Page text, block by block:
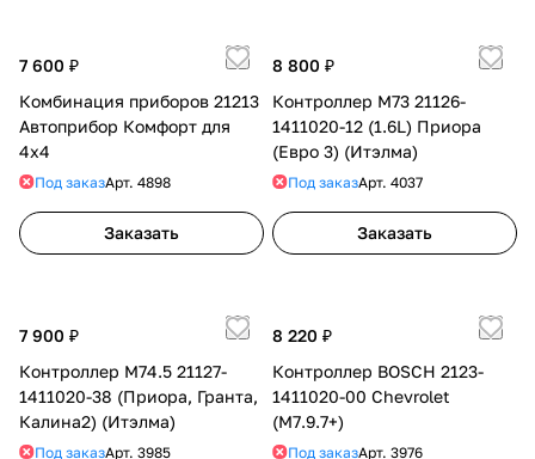
7 600 ₽
Комбинация приборов 21213
Автоприбор Комфорт для
4x4
Под заказАрт. 4898
Заказать
8 800 ₽
Контроллер М73 21126-
1411020-12 (1.6L) Приора
(Евро 3) (Итэлма)
Под заказАрт. 4037
Заказать
7 900 ₽
Контроллер М74.5 21127-
1411020-38 (Приора, Гранта,
Калина2) (Итэлма)
Под заказАрт. 3985
8 220 ₽
Контроллер BOSCH 2123-
1411020-00 Chevrolet
(M7.9.7+)
Под заказАрт. 3976